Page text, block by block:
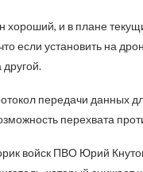
хороший, и в плане
если установить на
передачи данных
перехвата
войск ПВО Юрий